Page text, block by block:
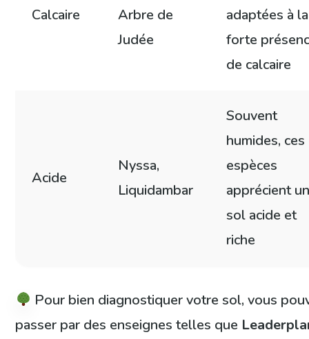
Calcaire
Arbre de
Judée
adaptées à la
forte
de calcaire
Acide
Nyssa,
Liquidambar
Souvent
humides, ces
espèces
apprécient
sol acide et
riche
Pour bien diagnostiquer votre sol, vous
passer par des enseignes telles que